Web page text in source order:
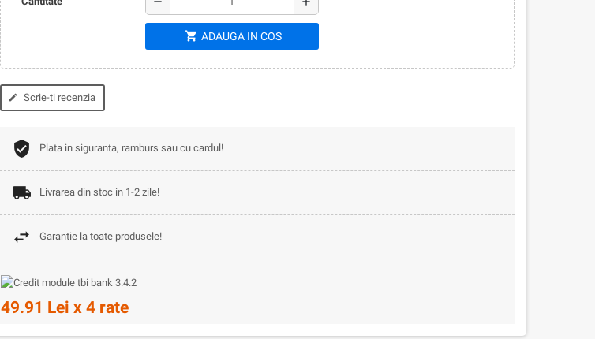
shopping_cart ADAUGA IN COS
edit Scrie-ti recenzia
Plata in siguranta, ramburs sau cu cardul!
Livrarea din stoc in 1-2 zile!
Garantie la toate produsele!
49.91 Lei x 4 rate